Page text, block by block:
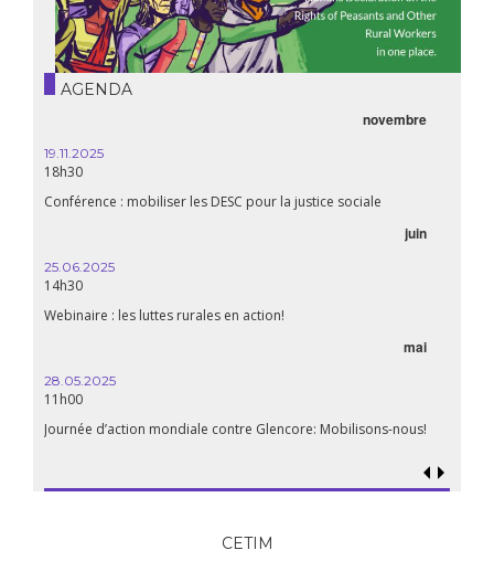
AGENDA
novembre
19.11.2025
18h30
Conférence : mobiliser les DESC pour la justice sociale
juin
25.06.2025
14h30
Webinaire : les luttes rurales en action!
mai
28.05.2025
11h00
Journée d’action mondiale contre Glencore: Mobilisons-nous!
CETIM